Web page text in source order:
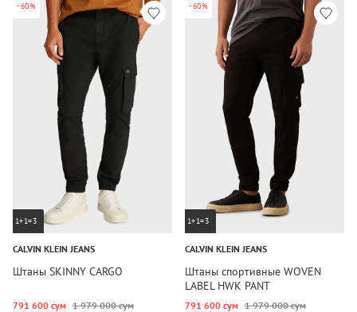
-60%
1+1=3
CALVIN KLEIN JEANS
Штаны SKINNY CARGO
791 600 сум 1 979 000 сум
-60%
1+1=3
CALVIN KLEIN JEANS
Штаны спортивные WOVEN
LABEL HWK PANT
791 600 сум 1 979 000 сум